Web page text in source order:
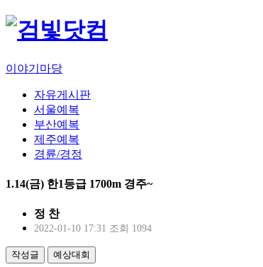
이야기마당
자유게시판
서울예복
부산예복
제주예복
경륜/경정
1.14(금) 한1등급 1700m 경주~
정 찬
2022-01-10 17:31 조회 1094
작성글 예상대회